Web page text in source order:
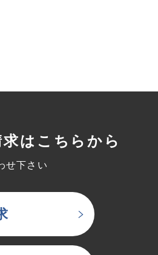
はこちらから
せ下さい